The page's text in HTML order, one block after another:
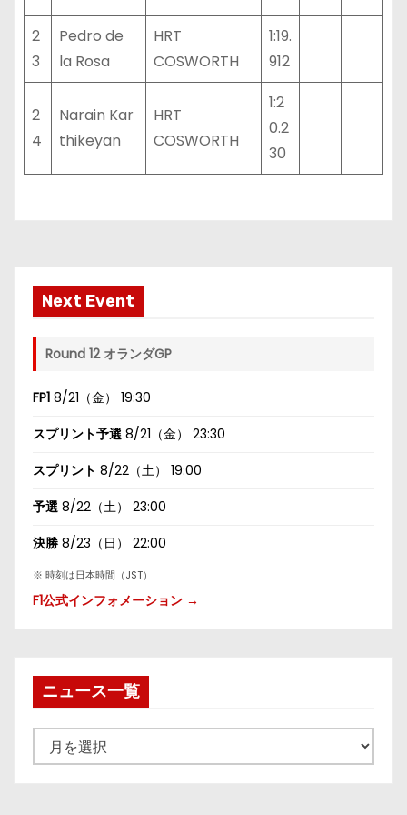
2
3
Pedro de
la Rosa
HRT
COSWORTH
1:19.
912
2
4
Narain Kar
thikeyan
HRT
COSWORTH
1:2
0.2
30
Next Event
Round 12 オランダGP
FP1 8/21（金） 19:30
スプリント予選 8/21（金） 23:30
スプリント 8/22（土） 19:00
予選 8/22（土） 23:00
決勝 8/23（日） 22:00
※ 時刻は日本時間（JST）
F1公式インフォメーション →
ニュース一覧
ュ